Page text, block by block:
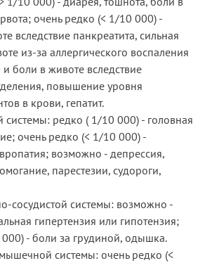
очень редко (< 1/10 000) -
вследствие панкреатита, сильная
из-за аллергического воспаления
боли в животе вследствие
повышение уровня
в крови, гепатит.
системы: редко ( 1/10 000) - головная
очень редко (< 1/10 000) -
возможно - депрессия,
парестезии, судороги,
сосудистой системы: возможно -
гипертензия или гипотензия;
- боли за грудиной, одышка.
системы: очень редко (<